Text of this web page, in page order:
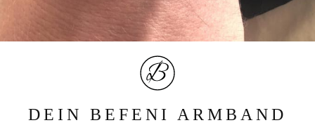
DEIN BEFENI ARMBAND